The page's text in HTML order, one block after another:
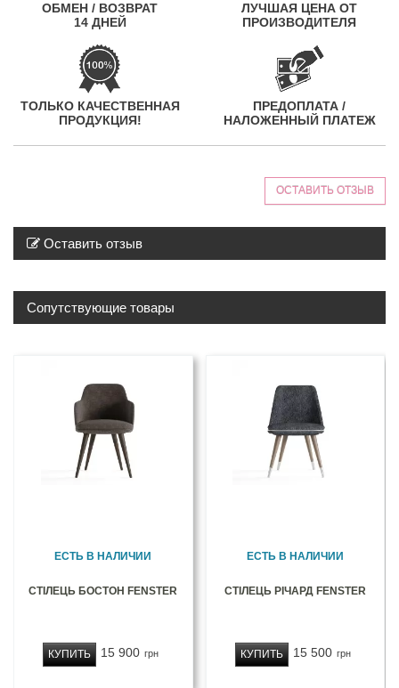
ОБМЕН / ВОЗВРАТ
14 ДНЕЙ
ЛУЧШАЯ ЦЕНА ОТ
ПРОИЗВОДИТЕЛЯ
ТОЛЬКО КАЧЕСТВЕННАЯ
ПРОДУКЦИЯ!
ПРЕДОПЛАТА /
НАЛОЖЕННЫЙ ПЛАТЕЖ
ОСТАВИТЬ ОТЗЫВ
Оставить отзыв
Сопутствующие товары
ЕСТЬ В НАЛИЧИИ
СТІЛЕЦЬ БОСТОН FENSTER
15 900 грн
КУПИТЬ
ЕСТЬ В НАЛИЧИИ
СТІЛЕЦЬ РІЧАРД FENSTER
15 500 грн
КУПИТЬ